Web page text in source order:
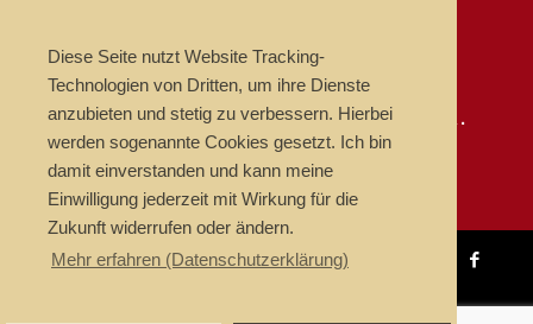
Diese Seite nutzt Website Tracking-
Technologien von Dritten, um ihre Dienste
anzubieten und stetig zu verbessern. Hierbei
werden sogenannte Cookies gesetzt. Ich bin
damit einverstanden und kann meine
Einwilligung jederzeit mit Wirkung für die
Zukunft widerrufen oder ändern.
Mehr erfahren (Datenschutzerklärung)
NEWSLETTER
Erlebnisfaktur News
Events, Termine & Highlights per E-Mail.
© Copyright 2018 ERLEBNISFAKTUR